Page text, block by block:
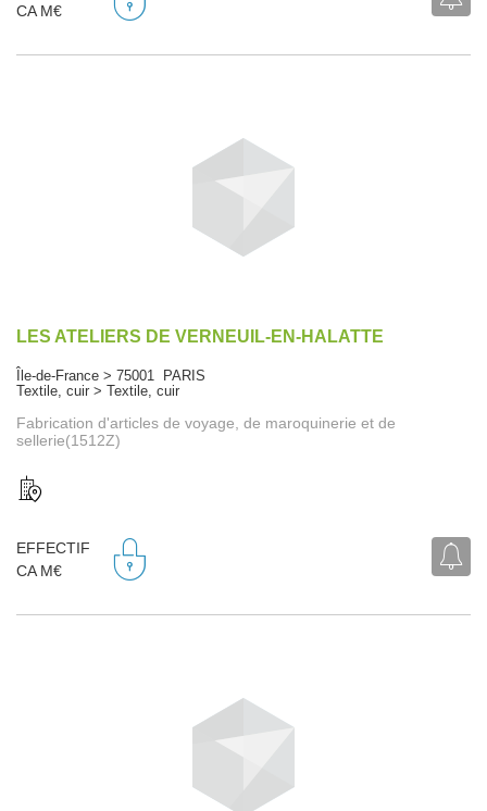
CA M€
LES ATELIERS DE VERNEUIL-EN-HALATTE
Île-de-France > 75001 PARIS
Textile, cuir > Textile, cuir
Fabrication d'articles de voyage, de maroquinerie et de
sellerie(1512Z)
EFFECTIF
CA M€